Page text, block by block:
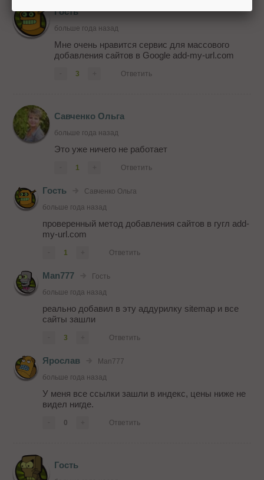
Гость
больше года назад
Мне очень нравится сервис для массового
добавления сайтов в Google add-my-url.com
3 Ответить
Савченко Ольга
больше года назад
Это уже ничего не работает
1 Ответить
Гость
Савченко Ольга
больше года назад
проверенный метод добавления сайтов в гугл add-
my-url.com
1 Ответить
Man777
Гость
больше года назад
реально добавил в эту аддурилку sitemap и все
сайты зашли
3 Ответить
Ярослав
Man777
больше года назад
У меня все ссылки зашли в индекс, цены ниже не
видел нигде.
0 Ответить
Гость